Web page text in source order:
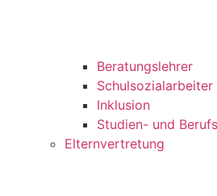
Beratungslehrer
Schulsozialarbeiter
Inklusion
Studien- und
Elternvertretung